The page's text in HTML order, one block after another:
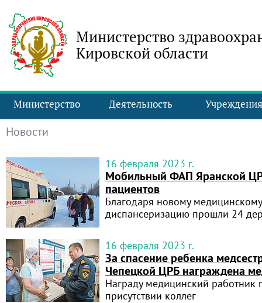
Министерство
Кировской области
Министерство Деятельность Учреждения
Новости
16 февраля 2023 г.
Мобильный ФАП Яранской
пациентов
Благодаря новому
диспансеризацию прошли 24
16 февраля 2023 г.
За спасение ребенка
Чепецкой ЦРБ награждена
Награду медицинский работник
присутствии коллег